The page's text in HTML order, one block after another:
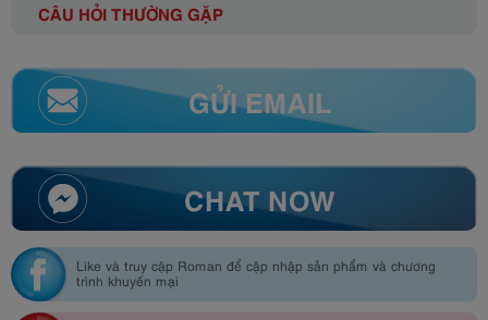
CÂU HỎI THƯỜNG GẶP
GỬI EMAIL
CHAT NOW
Like và truy cập Roman để cập nhập sản phẩm và chương
trình khuyến mại